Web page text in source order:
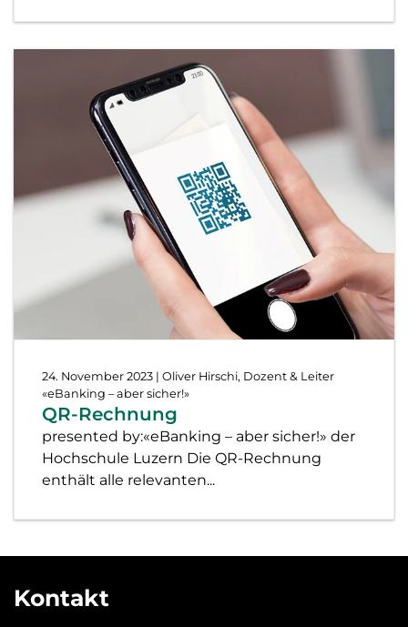
24. November 2023 | Oliver Hirschi, Dozent & Leiter
«eBanking – aber sicher!»
QR-Rechnung
presented by:«eBanking – aber sicher!» der
Hochschule Luzern Die QR-Rechnung
enthält alle relevanten...
Kontakt